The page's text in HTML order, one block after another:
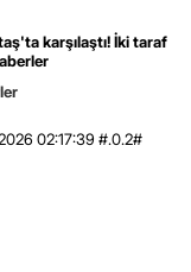
karşılaştı! İki taraf
02:17:39 #.0.2#